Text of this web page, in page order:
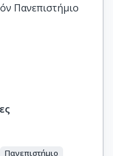
Πανεπιστήμιο
Πανεπιστήμιο